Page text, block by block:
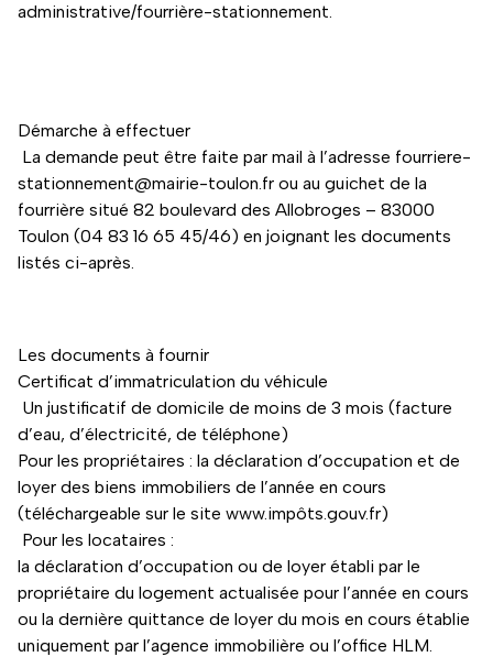
administrative/fourrière-stationnement.
Démarche à effectuer
La demande peut être faite par mail à l’adresse fourriere-
stationnement@mairie-toulon.fr ou au guichet de la
fourrière situé 82 boulevard des Allobroges – 83000
Toulon (04 83 16 65 45/46) en joignant les documents
listés ci-après.
Les documents à fournir
Certificat d’immatriculation du véhicule
Un justificatif de domicile de moins de 3 mois (facture
d’eau, d’électricité, de téléphone)
Pour les propriétaires : la déclaration d’occupation et de
loyer des biens immobiliers de l’année en cours
(téléchargeable sur le site www.impôts.gouv.fr)
Pour les locataires :
la déclaration d’occupation ou de loyer établi par le
propriétaire du logement actualisée pour l’année en cours
ou la dernière quittance de loyer du mois en cours établie
uniquement par l’agence immobilière ou l’office HLM.